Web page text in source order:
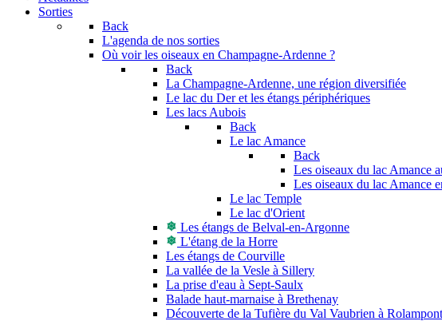
Sorties
Back
L'agenda de nos sorties
Où voir les oiseaux en Champagne-Ardenne ?
Back
La Champagne-Ardenne, une région diversifiée
Le lac du Der et les étangs périphériques
Les lacs Aubois
Back
Le lac Amance
Back
Les oiseaux du lac Amance
Les oiseaux du lac Amance
Le lac Temple
Le lac d'Orient
Les étangs de Belval-en-Argonne
L'étang de la Horre
Les étangs de Courville
La vallée de la Vesle à Sillery
La prise d'eau à Sept-Saulx
Balade haut-marnaise à Brethenay
Découverte de la Tufière du Val Vaubrien à